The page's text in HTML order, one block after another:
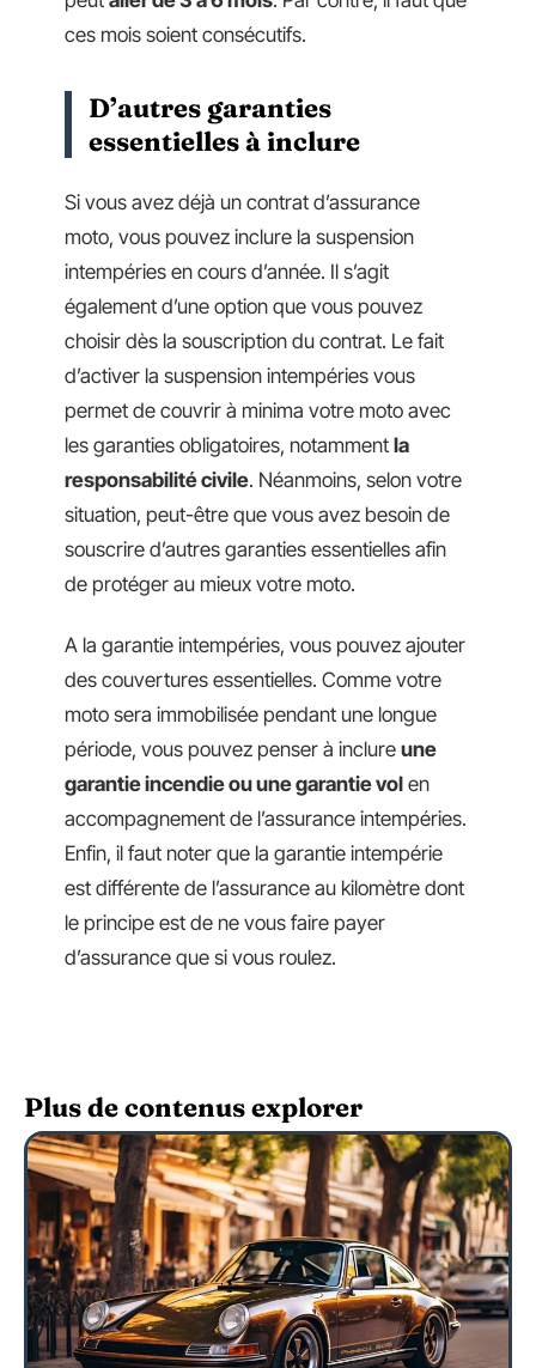
ces mois soient consécutifs.
D’autres garanties
essentielles à inclure
Si vous avez déjà un contrat d’assurance
moto, vous pouvez inclure la suspension
intempéries en cours d’année. Il s’agit
également d’une option que vous pouvez
choisir dès la souscription du contrat. Le fait
d’activer la suspension intempéries vous
permet de couvrir à minima votre moto avec
les garanties obligatoires, notamment la
responsabilité civile. Néanmoins, selon votre
situation, peut-être que vous avez besoin de
souscrire d’autres garanties essentielles afin
de protéger au mieux votre moto.
A la garantie intempéries, vous pouvez ajouter
des couvertures essentielles. Comme votre
moto sera immobilisée pendant une longue
période, vous pouvez penser à inclure une
garantie incendie ou une garantie vol en
accompagnement de l’assurance intempéries.
Enfin, il faut noter que la garantie intempérie
est différente de l’assurance au kilomètre dont
le principe est de ne vous faire payer
d’assurance que si vous roulez.
Plus de contenus explorer